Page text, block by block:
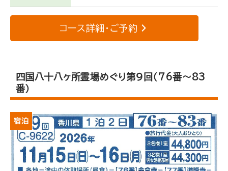
コース詳細・ご予約
四国八十八ヶ所霊場めぐり第９回（76番～83
番）
宿泊